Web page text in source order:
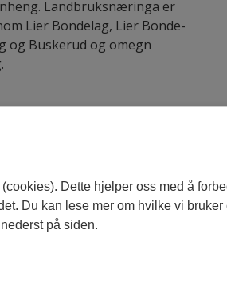
Landbruksnæringa er
Lier Bondelag, Lier Bonde-
og Buskerud og omegn
rapporter
Dette hjelper oss med å
Du kan lese mer om hvilke vi bruker
på siden.